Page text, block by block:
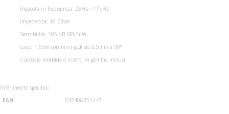
Risposta in frequenza: 25Hz - 17kHz
Impedenza: 16 Ohm
Sensibilità: 105 dB SPL/mW
Cavo: 1,63m con mini jack da 3,5mm a 90°
Custodia morbida e inserti in gomma inclusi
Riferimento specifico
EAN
042406351447